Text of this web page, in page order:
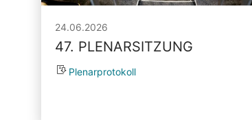
24.06.2026
47. PLENARSITZUNG
Plenarprotokoll